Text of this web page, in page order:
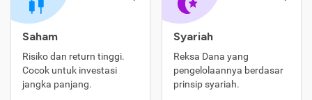
Saham
Risiko dan return tinggi.
Cocok untuk investasi
jangka panjang.
Syariah
Reksa Dana yang
pengelolaannya berdasar
prinsip syariah.